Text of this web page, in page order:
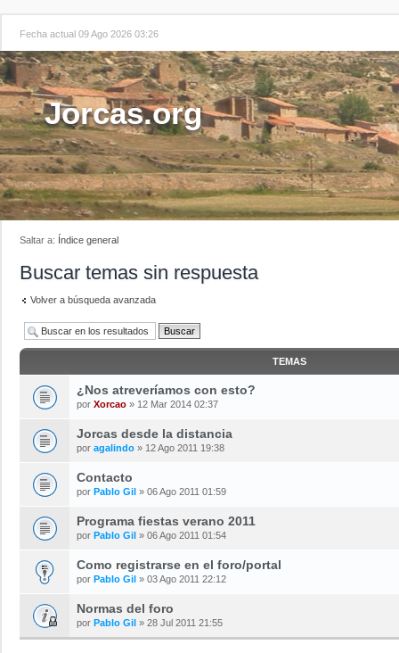
Fecha actual 09 Ago 2026 03:26
Jorcas.org
Saltar a: Índice general
Buscar temas sin respuesta
Volver a búsqueda avanzada
TEMAS
¿Nos atreveríamos con esto?
por Xorcao » 12 Mar 2014 02:37
Jorcas desde la distancia
por agalindo » 12 Ago 2011 19:38
Contacto
por Pablo Gil » 06 Ago 2011 01:59
Programa fiestas verano 2011
por Pablo Gil » 06 Ago 2011 01:54
Como registrarse en el foro/portal
por Pablo Gil » 03 Ago 2011 22:12
Normas del foro
por Pablo Gil » 28 Jul 2011 21:55